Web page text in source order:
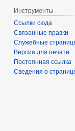
Инструменты
Ссылки сюда
Связанные правки
Служебные
Версия для печати
Постоянная ссылка
Сведения о